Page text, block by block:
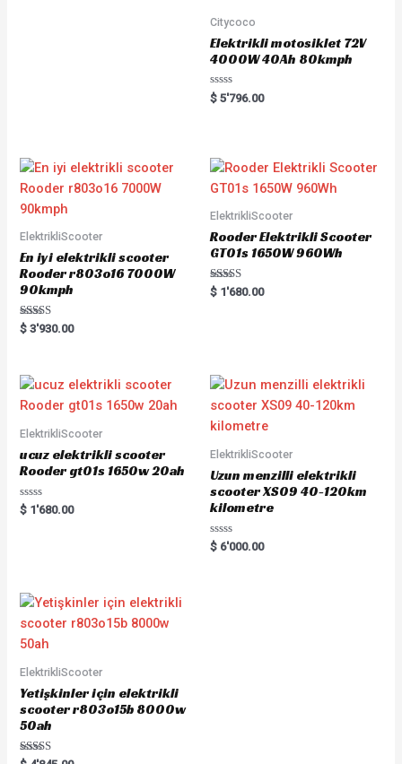
Citycoco
Elektrikli motosiklet 72V
4000W 40Ah 80kmph
Rated
0
$ 5'796.00
ElektrikliScooter
En iyi elektrikli scooter
Rooder r803o16 7000W
90kmph
Rated
5.00
$ 3'930.00
ElektrikliScooter
Rooder Elektrikli Scooter
GT01s 1650W 960Wh
Rated
5.00
$ 1'680.00
ElektrikliScooter
ucuz elektrikli scooter
Rooder gt01s 1650w 20ah
Rated
0
$ 1'680.00
ElektrikliScooter
Uzun menzilli elektrikli
scooter XS09 40-120km
kilometre
Rated
0
$ 6'000.00
ElektrikliScooter
Yetişkinler için elektrikli
scooter r803o15b 8000w
50ah